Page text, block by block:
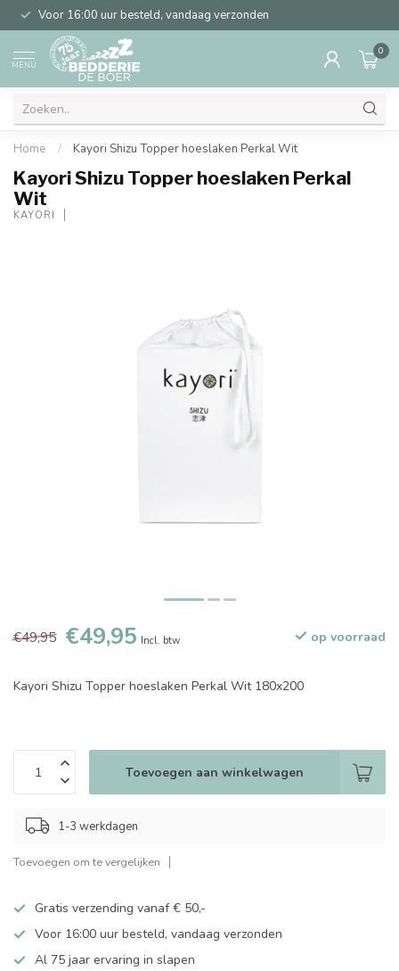
Voor 16:00 uur besteld, vandaag verzonden
MENU
0
Home / Kayori Shizu Topper hoeslaken Perkal Wit
Kayori Shizu Topper hoeslaken Perkal
Wit
KAYORI
€49,95 €49,95 Incl. btw op voorraad
Kayori Shizu Topper hoeslaken Perkal Wit 180x200
Toevoegen aan winkelwagen
1-3 werkdagen
Toevoegen om te vergelijken
Gratis verzending vanaf € 50,-
Voor 16:00 uur besteld, vandaag verzonden
Al 75 jaar ervaring in slapen